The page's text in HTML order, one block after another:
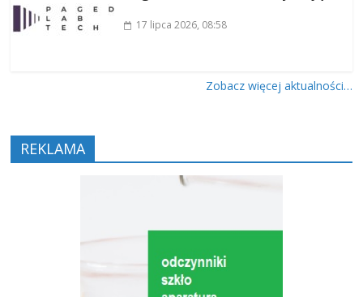
17 lipca 2026, 08:58
Zobacz więcej aktualności…
REKLAMA